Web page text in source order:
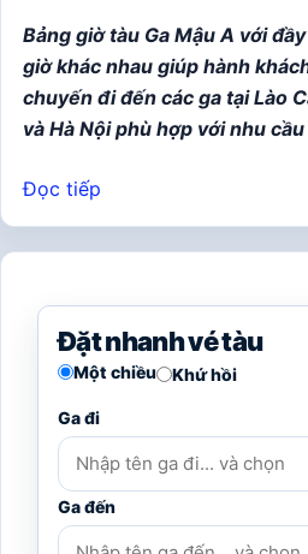
Bảng giờ tàu Ga Mậu A với
giờ khác nhau giúp hành
chuyến đi đến các ga tại Lào
và Hà Nội phù hợp với nhu
Đọc tiếp
Đặt nhanh vé tàu
Một chiều Khứ hồi
Ga đi
Ga đến